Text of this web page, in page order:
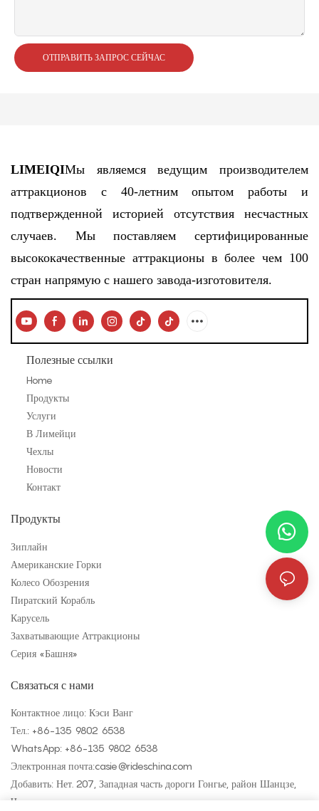
ОТПРАВИТЬ ЗАПРОС СЕЙЧАС
LIMEIQIМы являемся ведущим производителем
аттракционов с 40-летним опытом работы и
подтвержденной историей отсутствия несчастных
случаев. Мы поставляем сертифицированные
высококачественные аттракционы в более чем 100
стран напрямую с нашего завода-изготовителя.
Полезные ссылки
Home
Продукты
Услуги
В Лимейци
Чехлы
Новости
Контакт
Продукты
Зиплайн
Американские Горки
Колесо Обозрения
Пиратский Корабль
Карусель
Захватывающие Аттракционы
Серия «Башня»
Связаться с нами
Контактное лицо: Кэси Ванг
Тел.: +86-135 9802 6538
WhatsApp: +86-135 9802 6538
Электронная почта:casie@rideschina.com
Добавить: Нет. 207, Западная часть дороги Гонгье, район Шанцзе,
Чжэнчжоу